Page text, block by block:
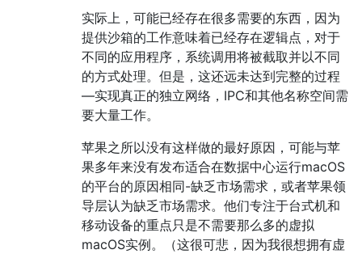
实际上，可能已经存在很多需要的东西，因为
提供沙箱的工作意味着已经存在逻辑点，对于
不同的应用程序，系统调用将被截取并以不同
的方式处理。但是，这还远未达到完整的过程
—实现真正的独立网络，IPC和其他名称空间需
要大量工作。
苹果之所以没有这样做的最好原因，可能与苹
果多年来没有发布适合在数据中心运行macOS
的平台的原因相同-缺乏市场需求，或者苹果领
导层认为缺乏市场需求。他们专注于台式机和
移动设备的重点只是不需要那么多的虚拟
macOS实例。（这很可悲，因为我很想拥有虚